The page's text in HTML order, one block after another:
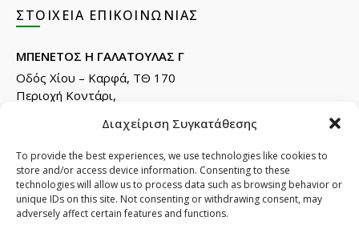
Διαχείριση Συγκατάθεσης
To provide the best experiences, we use technologies like cookies to
store and/or access device information. Consenting to these
technologies will allow us to process data such as browsing behavior or
unique IDs on this site. Not consenting or withdrawing consent, may
adversely affect certain features and functions.
ΣΤΟΙΧΕΊΑ ΕΠΙΚΟΙΝΩΝΊΑΣ
ΜΠΕΝΕΤΟΣ Η ΓΑΛΑΤΟΥΛΑΣ Γ
Οδός Χίου – Καρφά, ΤΘ 170
Περιοχή Κοντάρι,
Τηλ: +30 22710 22666
Email: info@e-anemos.gr
facebook.com/mastic.gr
instagram.com/anemosmastic
Εγγραφή στα newsletters